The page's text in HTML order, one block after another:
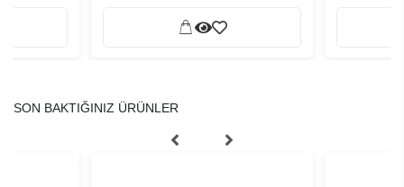
SON BAKTIĞINIZ ÜRÜNLER